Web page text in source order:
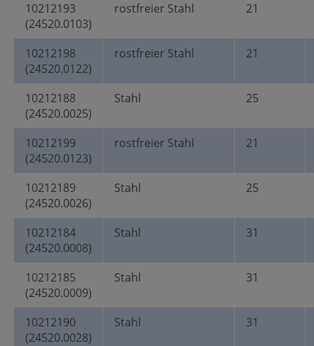
10212193
(24520.0103)
rostfreier Stahl 21
10212198
(24520.0122)
rostfreier Stahl 21
10212188
(24520.0025)
Stahl 25
10212199
(24520.0123)
rostfreier Stahl 21
10212189
(24520.0026)
Stahl 25
10212184
(24520.0008)
Stahl 31
10212185
(24520.0009)
Stahl 31
10212190
(24520.0028)
Stahl 31